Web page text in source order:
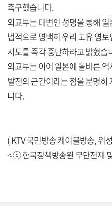
촉구했습니다.
외교부는 대변인 성명을 통해
법적으로 명백히 우리 고유 영
시도를 즉각 중단하라고 밝혔습
외교부는 이어 일본에 올바른
발전의 근간이라는 점을 분명
니다.
( KTV 국민방송 케이블방송, 위
< ⓒ 한국정책방송원 무단전재